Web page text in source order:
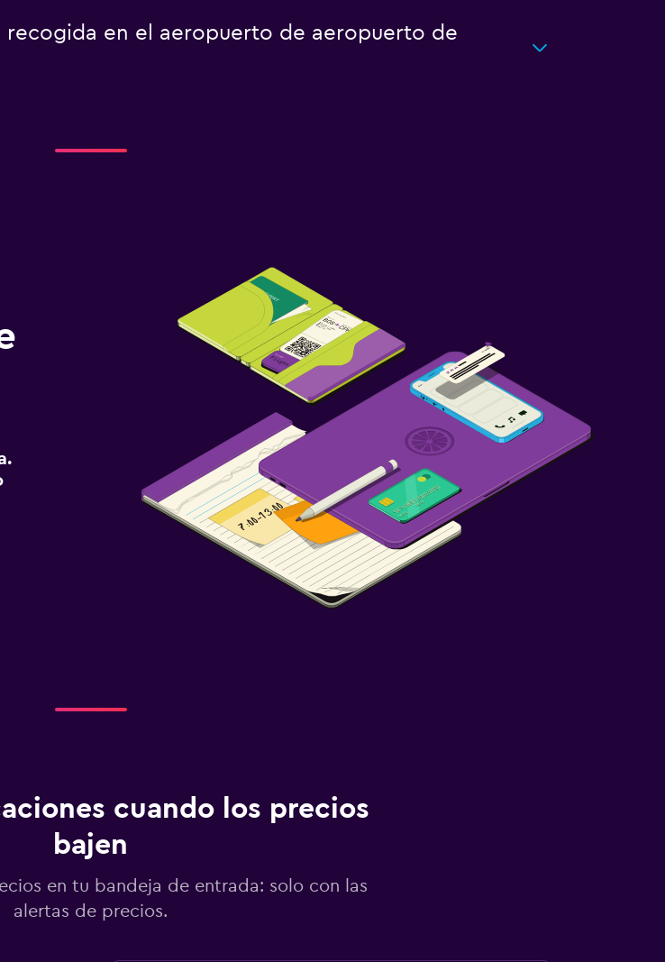
en el aeropuerto de aeropuerto de
cuando los precios
bajen
en tu bandeja de entrada: solo con las
alertas de precios.